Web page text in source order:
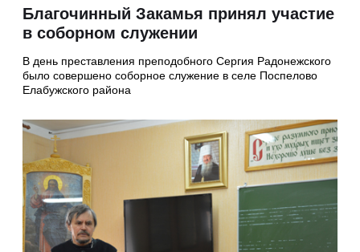
Благочинный Закамья принял участие
в соборном служении
В день преставления преподобного Сергия Радонежского
было совершено соборное служение в селе Поспелово
Елабужского района